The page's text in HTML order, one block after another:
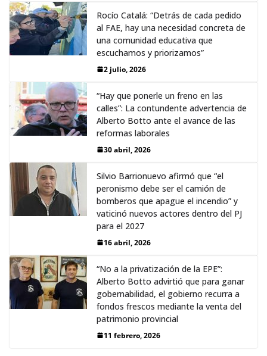
Rocío Catalá: “Detrás de cada pedido
al FAE, hay una necesidad concreta de
una comunidad educativa que
escuchamos y priorizamos”
2 julio, 2026
“Hay que ponerle un freno en las
calles”: La contundente advertencia de
Alberto Botto ante el avance de las
reformas laborales
30 abril, 2026
Silvio Barrionuevo afirmó que “el
peronismo debe ser el camión de
bomberos que apague el incendio” y
vaticinó nuevos actores dentro del PJ
para el 2027
16 abril, 2026
“No a la privatización de la EPE”:
Alberto Botto advirtió que para ganar
gobernabilidad, el gobierno recurra a
fondos frescos mediante la venta del
patrimonio provincial
11 febrero, 2026